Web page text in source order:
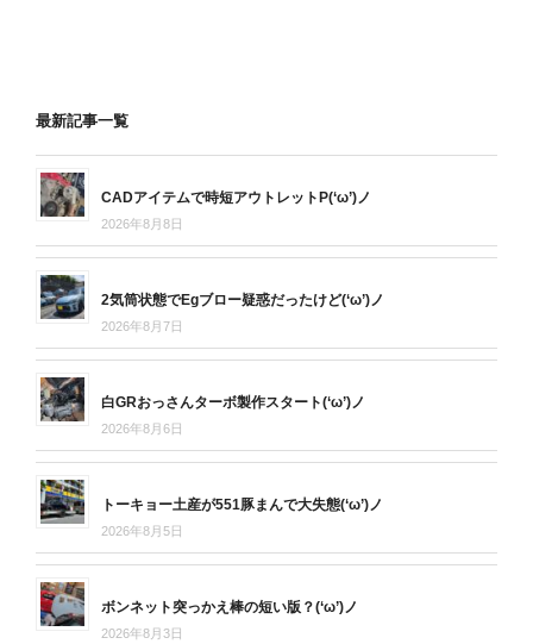
最新記事一覧
CADアイテムで時短アウトレットP(‘ω’)ノ
2026年8月8日
2気筒状態でEgブロー疑惑だったけど(‘ω’)ノ
2026年8月7日
白GRおっさんターボ製作スタート(‘ω’)ノ
2026年8月6日
トーキョー土産が551豚まんで大失態(‘ω’)ノ
2026年8月5日
ボンネット突っかえ棒の短い版？(‘ω’)ノ
2026年8月3日